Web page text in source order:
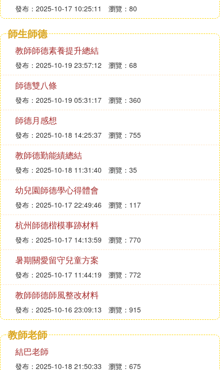
發布：2025-10-17 10:25:11 瀏覽：80
師生師德
教師師德素養提升總結
發布：2025-10-19 23:57:12 瀏覽：68
師德雙八條
發布：2025-10-19 05:31:17 瀏覽：360
師德月感想
發布：2025-10-18 14:25:37 瀏覽：755
教師德勤能績總結
發布：2025-10-18 11:31:40 瀏覽：35
幼兒園師德學心得體會
發布：2025-10-17 22:49:46 瀏覽：117
杭州師德楷模事跡材料
發布：2025-10-17 14:13:59 瀏覽：770
暑期關愛留守兒童方案
發布：2025-10-17 11:44:19 瀏覽：772
教師師德師風整改材料
發布：2025-10-16 23:09:13 瀏覽：915
教師老師
結巴老師
發布：2025-10-18 21:50:33 瀏覽：675